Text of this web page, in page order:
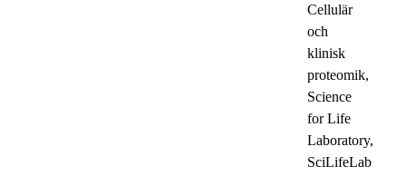
Cellulär
och
klinisk
proteomik,
Science
for Life
Laboratory,
SciLifeLab